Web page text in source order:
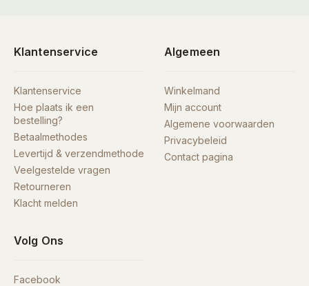
Klantenservice
Klantenservice
Hoe plaats ik een
bestelling?
Betaalmethodes
Levertijd & verzendmethode
Veelgestelde vragen
Retourneren
Klacht melden
Algemeen
Winkelmand
Mijn account
Algemene voorwaarden
Privacybeleid
Contact pagina
Volg Ons
Facebook